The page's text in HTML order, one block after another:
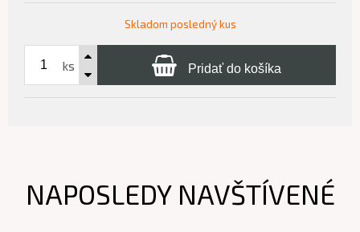
Skladom posledný kus
ks Pridať do košíka
NAPOSLEDY NAVŠTÍVENÉ